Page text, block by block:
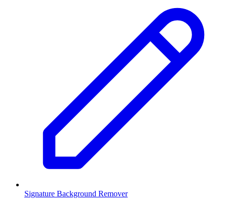
Signature Background Remover